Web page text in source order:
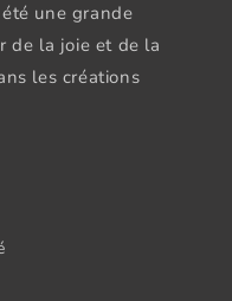
une grande
de la joie et de la
les créations